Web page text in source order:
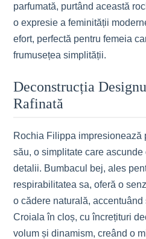
parfumată, purtând această
o expresie a feminității
efort, perfectă pentru femeia
frumusețea simplității.
Deconstrucția
Rafinată
Rochia Filippa impresionează
său, o simplitate care
detalii. Bumbacul bej, ales
respirabilitatea sa, oferă o
o cădere naturală,
Croiala în cloș, cu încrețituri
volum și dinamism, creând o